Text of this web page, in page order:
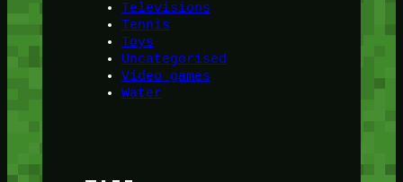
Televisions
Tennis
Toys
Uncategorised
Video games
Water